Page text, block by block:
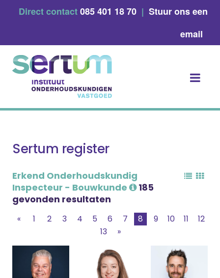
Direct contact085 401 18 70 | Stuur ons een
email
Sertum register
Erkend Onderhoudskundig
Inspecteur - Bouwkunde
185
gevonden resultaten
« 1 2 3 4 5 6 7 8 9 10 11
12
13
»